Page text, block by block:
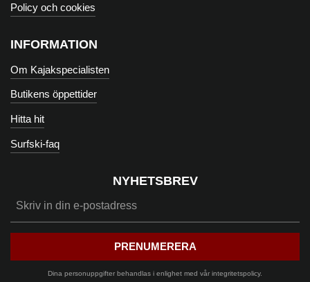
Policy och cookies
INFORMATION
Om Kajakspecialisten
Butikens öppettider
Hitta hit
Surfski-faq
NYHETSBREV
PRENUMERERA
Dina personuppgifter behandlas i enlighet med vår integritetspolicy.